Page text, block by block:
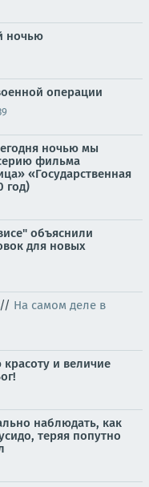
ночью
операции
ночью мы
фильма
«Государственная
год)
объяснили
для новых
На самом деле в
и величие
наблюдать, как
теряя попутно